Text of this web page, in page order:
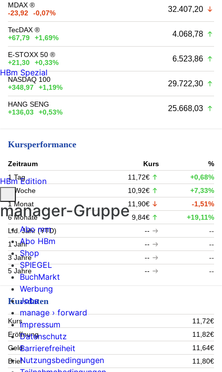
MDAX ®
-23,92
-0,07% 32.407,20
TecDAX ®
+67,79
+1,69% 4.068,78
E-STOXX 50 ®
+21,30
+0,33% 6.523,86
NASDAQ 100
+348,97
+1,19% 29.722,30
HANG SENG
+136,03
+0,53% 25.668,03
Kursperformance
Zeitraum Kurs
%
1 Tag
11,72€
+0,68%
1 Woche
10,92€
+7,33%
1 Monat
11,90€
-1,51%
6 Monate
9,84€
+19,11%
Lfd. Jahr (YTD)
--
--
1 Jahr
--
--
3 Jahre
--
--
5 Jahre
-- --
Kursdaten
Kurs
11,72€
Eröffnung
11,82€
Geld
11,64€
Brief
11,80€
HBm Spezial
HBm Edition
manager-Gruppe
Abo mm
Abo HBm
Shop
SPIEGEL
BuchMarkt
Werbung
Jobs
manage › forward
Impressum
Datenschutz
Barrierefreiheit
Nutzungsbedingungen